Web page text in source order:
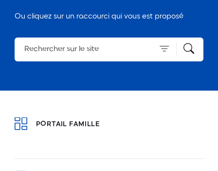
Ou cliquez sur un raccourci qui vous est proposé
Rechercher
PORTAIL FAMILLE